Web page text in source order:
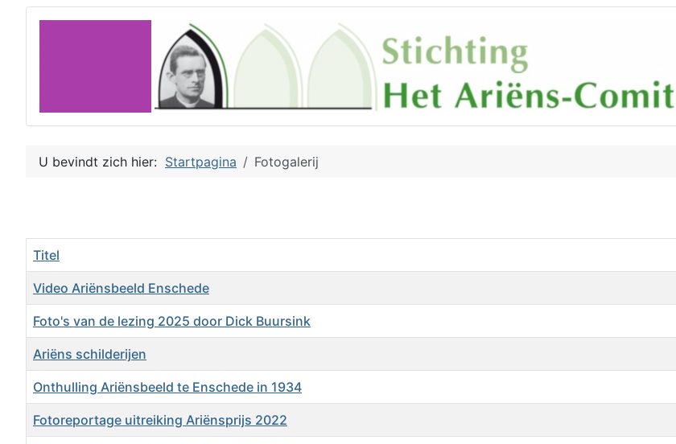
U bevindt zich hier: Startpagina Fotogalerij
Titel
Video Ariënsbeeld Enschede
Foto's van de lezing 2025 door Dick Buursink
Ariëns schilderijen
Onthulling Ariënsbeeld te Enschede in 1934
Fotoreportage uitreiking Ariënsprijs 2022